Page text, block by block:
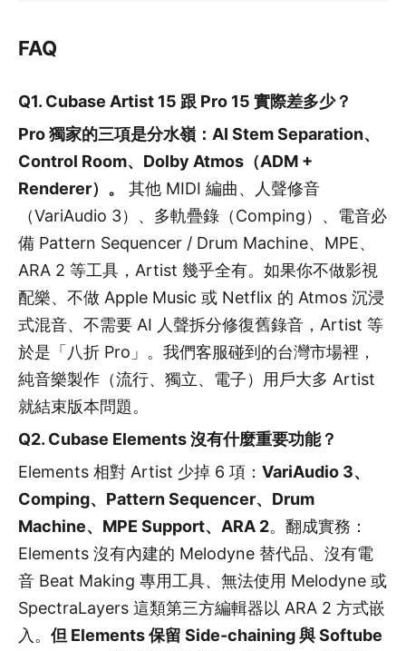
FAQ
Q1. Cubase Artist 15 跟 Pro 15 實際差多少？
Pro 獨家的三項是分水嶺：AI Stem Separation、
Control Room、Dolby Atmos（ADM +
Renderer）。
其他 MIDI 編曲、人聲修音
（VariAudio 3）、多軌疊錄（Comping）、電音必
備 Pattern Sequencer / Drum Machine、MPE、
ARA 2 等工具，Artist 幾乎全有。如果你不做影視
配樂、不做 Apple Music 或 Netflix 的 Atmos 沉浸
式混音、不需要 AI 人聲拆分修復舊錄音，Artist 等
於是「八折 Pro」。我們客服碰到的台灣市場裡，
純音樂製作（流行、獨立、電子）用戶大多 Artist
就結束版本問題。
Q2. Cubase Elements 沒有什麼重要功能？
Elements 相對 Artist 少掉 6 項： VariAudio 3、
Comping、Pattern Sequencer、Drum
Machine、MPE Support、ARA 2。翻成實務：
Elements 沒有內建的 Melodyne 替代品、沒有電
音 Beat Making 專用工具、無法使用 Melodyne 或
SpectraLayers 這類第三方編輯器以 ARA 2 方式嵌
入。 但 Elements 保留 Side-chaining 與 Softube